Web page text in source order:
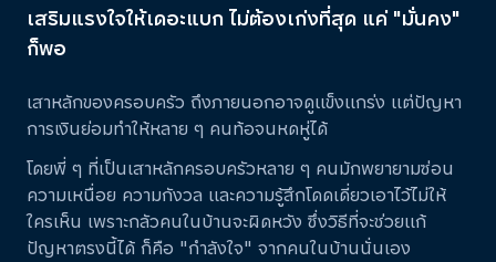
เสริมแรงใจให้เดอะแบก ไม่ต้องเก่งที่สุด แค่ "มั่นคง"
ก็พอ
เสาหลักของครอบครัว ถึงภายนอกอาจดูแข็งแกร่ง แต่ปัญหา
การเงินย่อมทำให้หลาย ๆ คนท้อจนหดหู่ได้
โดยพี่ ๆ ที่เป็นเสาหลักครอบครัวหลาย ๆ คนมักพยายามซ่อน
ความเหนื่อย ความกังวล และความรู้สึกโดดเดี่ยวเอาไว้ไม่ให้
ใครเห็น เพราะกลัวคนในบ้านจะผิดหวัง ซึ่งวิธีที่จะช่วยแก้
ปัญหาตรงนี้ได้ ก็คือ "กำลังใจ" จากคนในบ้านนั่นเอง